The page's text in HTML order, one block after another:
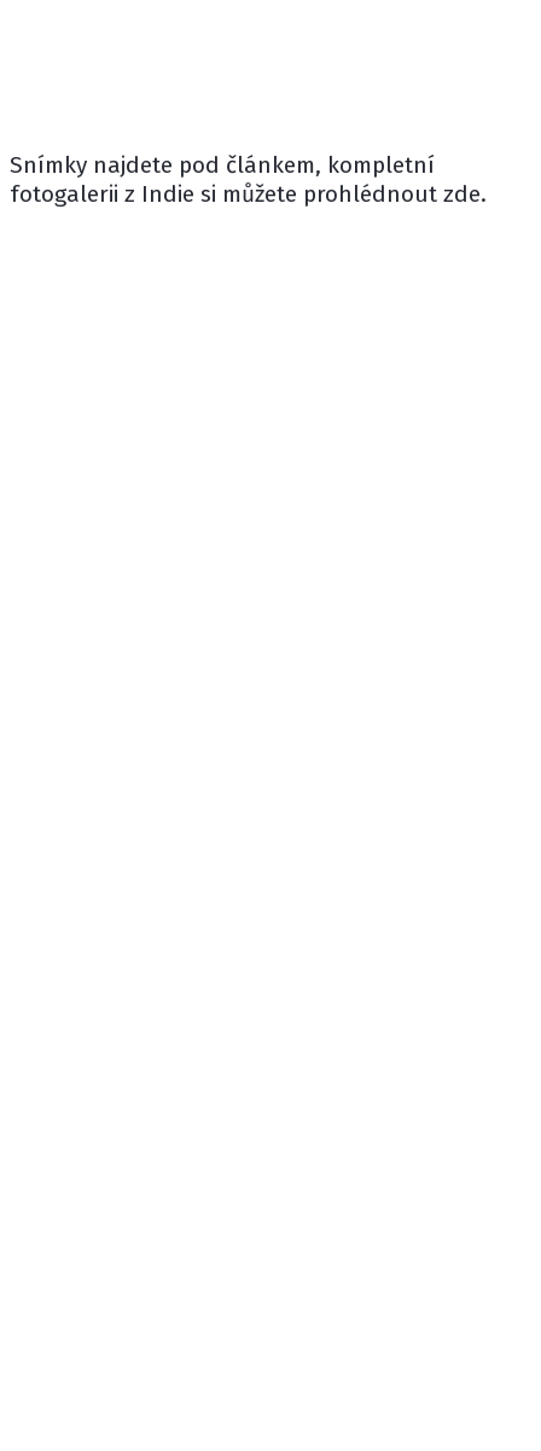
Snímky najdete pod článkem, kompletní
fotogalerii z Indie si můžete prohlédnout zde.